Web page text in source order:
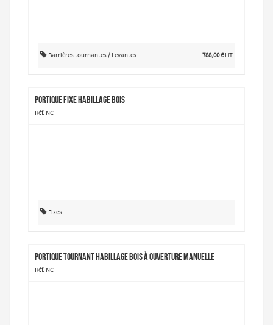
Barrières tournantes / Levantes 788,00 € HT
Portique fixe habillage bois
Réf. NC
Fixes
Portique tournant habillage bois à ouverture manuelle
Réf. NC